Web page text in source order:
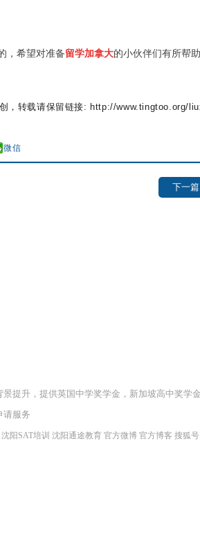
，希望对准备留学加拿大的小伙伴们有所帮助
，转载请保留链接: http://www.tingtoo.org/
微信
下一
提升，提供英国中学奖学金，新加坡高中奖学
请服务
沈阳SAT培训 沈阳通途教育 官方微博 官方博客 搜狐号